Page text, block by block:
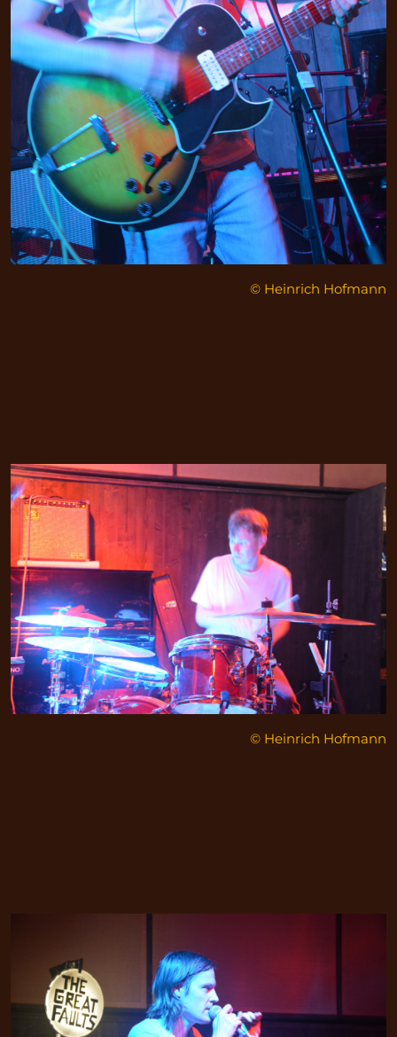
© Heinrich Hofmann
© Heinrich Hofmann